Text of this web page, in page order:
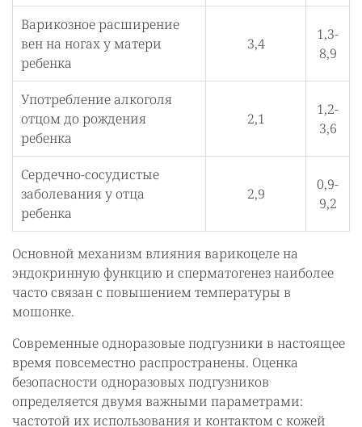
Варикозное расширение
вен на ногах у матери
ребенка
3,4
1,3-
8,9
Употребление алкоголя
отцом до рождения
ребенка
2,1
1,2-
3,6
Сердечно-сосудистые
заболевания у отца
ребенка
2,9
0,9-
9,2
Основной механизм влияния варикоцеле на
эндокринную функцию и сперматогенез наиболее
часто связан с повышением температуры в
мошонке.
Современные одноразовые подгузники в настоящее
время повсеместно распространены. Оценка
безопасности одноразовых подгузников
определяется двумя важными параметрами:
частотой их использования и контактом с кожей